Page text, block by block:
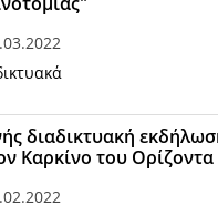
διαδικτυακή
Καρκίνο του